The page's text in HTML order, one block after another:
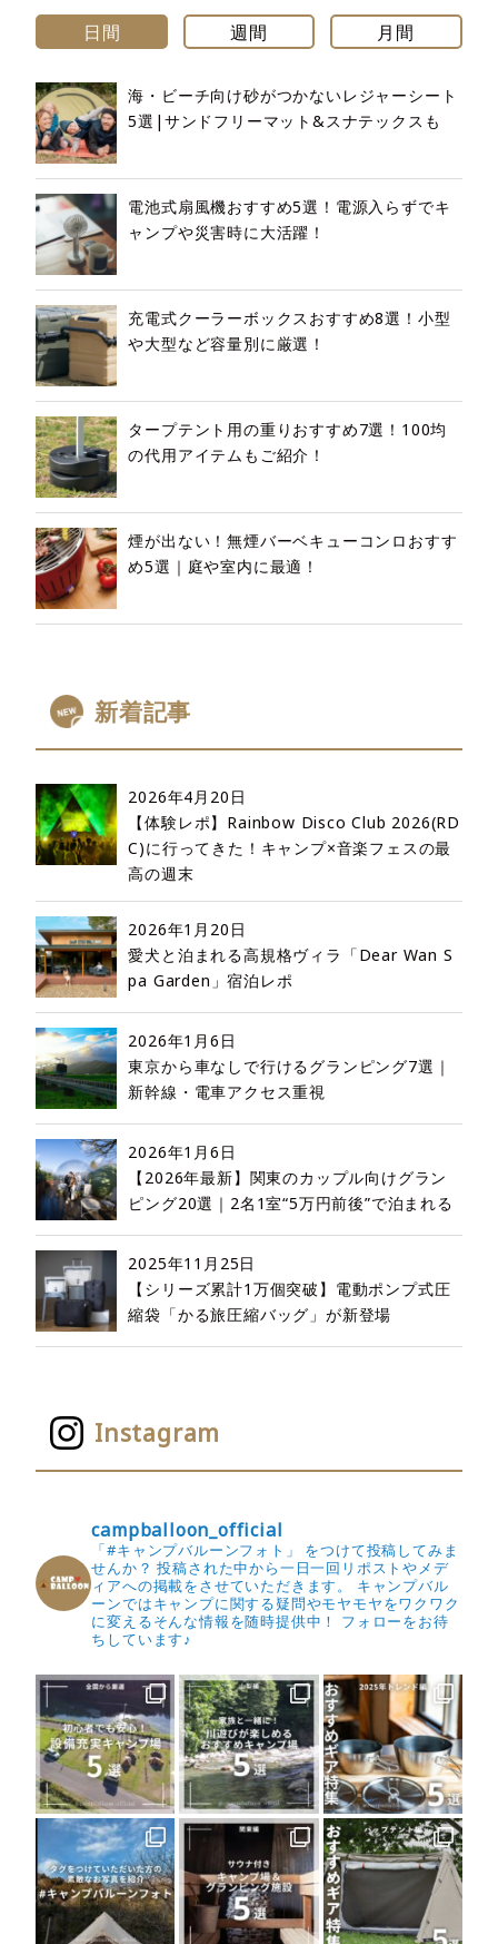
日間 週間 月間
海・ビーチ向け砂がつかないレジャーシート
5選|サンドフリーマット&スナテックスも
電池式扇風機おすすめ5選！電源入らずでキ
ャンプや災害時に大活躍！
充電式クーラーボックスおすすめ8選！小型
や大型など容量別に厳選！
タープテント用の重りおすすめ7選！100均
の代用アイテムもご紹介！
煙が出ない！無煙バーベキューコンロおすす
め5選｜庭や室内に最適！
新着記事
2026年4月20日
【体験レポ】Rainbow Disco Club 2026(RD
C)に行ってきた！キャンプ×音楽フェスの最
高の週末
2026年1月20日
愛犬と泊まれる高規格ヴィラ「Dear Wan S
pa Garden」宿泊レポ
2026年1月6日
東京から車なしで行けるグランピング7選｜
新幹線・電車アクセス重視
2026年1月6日
【2026年最新】関東のカップル向けグラン
ピング20選｜2名1室“5万円前後”で泊まれる
2025年11月25日
【シリーズ累計1万個突破】電動ポンプ式圧
縮袋「かる旅圧縮バッグ」が新登場
Instagram
campballoon_official
「#キャンプバルーンフォト」 をつけて投稿してみま
せんか？ 投稿された中から一日一回リポストやメデ
ィアへの掲載をさせていただきます。
キャンプバル
ーンではキャンプに関する疑問やモヤモヤをワクワク
に変えるそんな情報を随時提供中！
フォローをお待
ちしています♪